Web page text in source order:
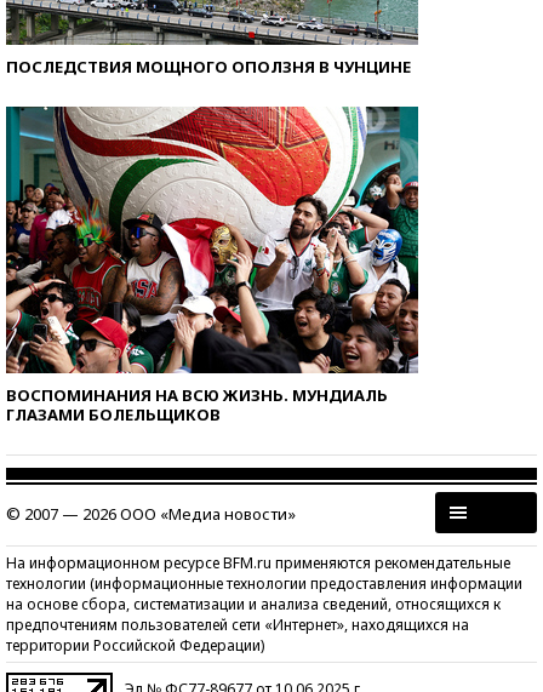
ПОСЛЕДСТВИЯ МОЩНОГО ОПОЛЗНЯ В ЧУНЦИНЕ
ВОСПОМИНАНИЯ НА ВСЮ ЖИЗНЬ. МУНДИАЛЬ
ГЛАЗАМИ БОЛЕЛЬЩИКОВ
© 2007 — 2026 ООО «Медиа новости»
На информационном ресурсе BFM.ru применяются рекомендательные
технологии (информационные технологии предоставления информации
на основе сбора, систематизации и анализа сведений, относящихся к
предпочтениям пользователей сети «Интернет», находящихся на
территории Российской Федерации)